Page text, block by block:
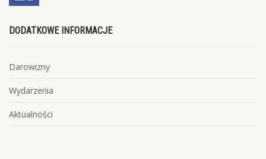
DODATKOWE INFORMACJE
Darowizny
Wydarzenia
Aktualności